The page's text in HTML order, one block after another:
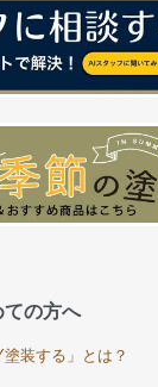
の方へ
塗装する」とは？